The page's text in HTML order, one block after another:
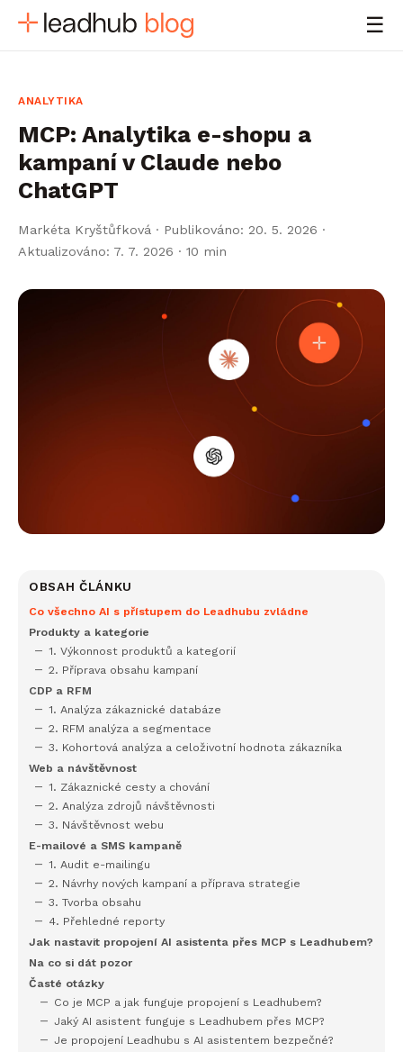
☰
ANALYTIKA
MCP: Analytika e-shopu a
kampaní v Claude nebo
ChatGPT
Markéta Kryštůfková · Publikováno: 20. 5. 2026 ·
Aktualizováno: 7. 7. 2026 · 10 min
OBSAH ČLÁNKU
Co všechno AI s přístupem do Leadhubu zvládne
Produkty a kategorie
1. Výkonnost produktů a kategorií
2. Příprava obsahu kampaní
CDP a RFM
1. Analýza zákaznické databáze
2. RFM analýza a segmentace
3. Kohortová analýza a celoživotní hodnota zákazníka
Web a návštěvnost
1. Zákaznické cesty a chování
2. Analýza zdrojů návštěvnosti
3. Návštěvnost webu
E-mailové a SMS kampaně
1. Audit e-mailingu
2. Návrhy nových kampaní a příprava strategie
3. Tvorba obsahu
4. Přehledné reporty
Jak nastavit propojení AI asistenta přes MCP s Leadhubem?
Na co si dát pozor
Časté otázky
Co je MCP a jak funguje propojení s Leadhubem?
Jaký AI asistent funguje s Leadhubem přes MCP?
Je propojení Leadhubu s AI asistentem bezpečné?